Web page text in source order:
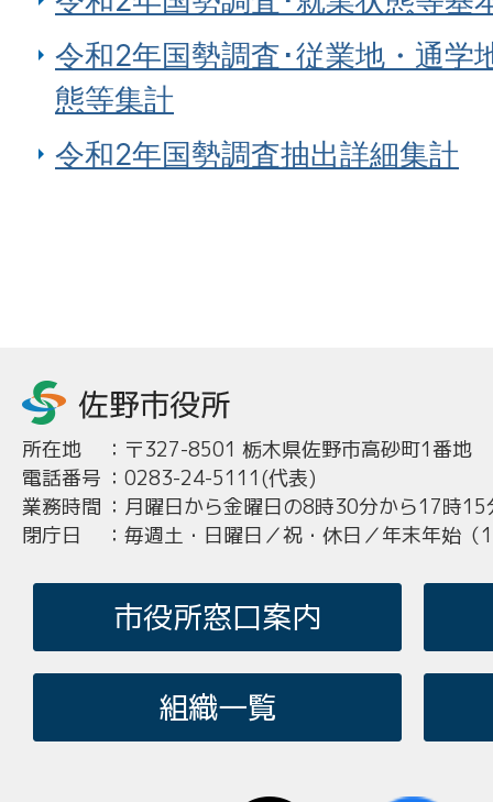
令和2年国勢調査･従業地・通学
態等集計
令和2年国勢調査抽出詳細集計
所在地 ： 〒327-8501 栃木県佐野市高砂町1番地
電話番号 ： 0283-24-5111(代表)
業務時間 ： 月曜日から金曜日の8時30分から17時15
閉庁日
： 毎週土・日曜日／祝・休日／年末年始
市役所窓口案内
組織一覧